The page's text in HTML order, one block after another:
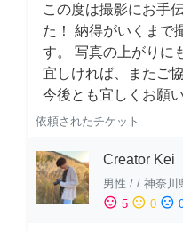
この度は撮影にお手
た！ 納得がいくまで
す。 写真の上がりに
宜しければ、またご
今後とも宜しくお願
依頼されたチケット
Creator Kei
男性 / / 神奈川
sentiment_satisfied 5 sentiment_neutral 0 sentiment_dissatisfied